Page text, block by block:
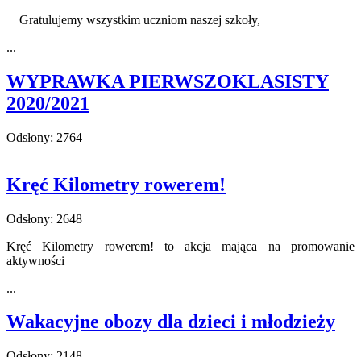
Gratulujemy wszystkim uczniom naszej szkoły,
...
WYPRAWKA PIERWSZOKLASISTY
2020/2021
Odsłony: 2764
Kręć Kilometry rowerem!
Odsłony: 2648
Kręć Kilometry rowerem! to akcja mająca na promowanie
aktywności
...
Wakacyjne obozy dla dzieci i młodzieży